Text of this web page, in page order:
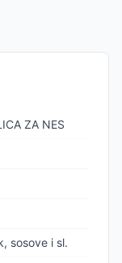
ZA NES
sosove i sl.